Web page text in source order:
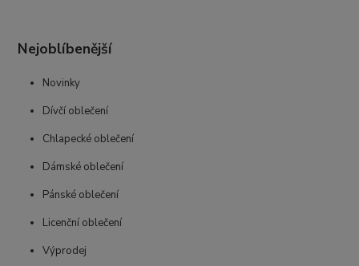
Nejoblíbenější
Novinky
Dívčí oblečení
Chlapecké oblečení
Dámské oblečení
Pánské oblečení
Licenční oblečení
Výprodej